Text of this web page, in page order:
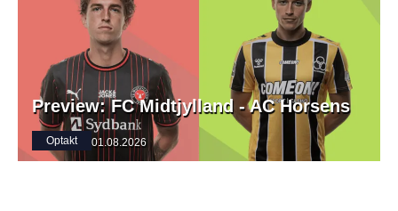
Preview: FC Midtjylland - AC Horsens
Optakt 01.08.2026